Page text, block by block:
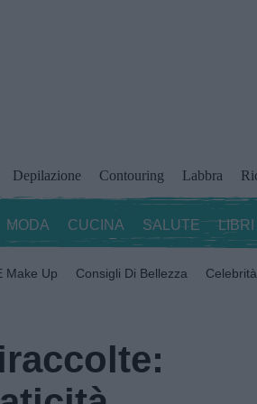
Depilazione Contouring Labbra
MODA CUCINA SALUTE LIBRI
Make Up Consigli Di Bellezza